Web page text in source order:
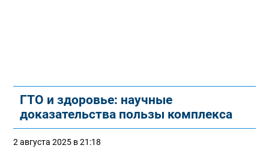
ГТО и здоровье: научные
доказательства пользы комплекса
2 августа 2025 в 21:18